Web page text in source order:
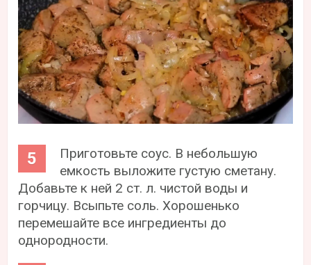
Приготовьте соус. В небольшую
емкость выложите густую сметану.
Добавьте к ней 2 ст. л. чистой воды и
горчицу. Всыпьте соль. Хорошенько
перемешайте все ингредиенты до
однородности.